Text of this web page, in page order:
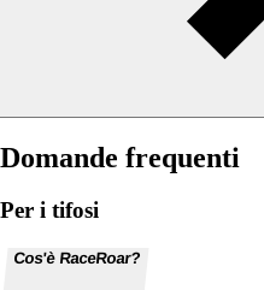
Domande frequenti
Per i tifosi
Cos'è RaceRoar?